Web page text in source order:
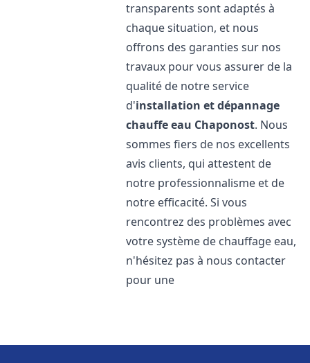
transparents sont adaptés à
chaque situation, et nous
offrons des garanties sur nos
travaux pour vous assurer de la
qualité de notre service
d'installation et dépannage
chauffe eau Chaponost. Nous
sommes fiers de nos excellents
avis clients, qui attestent de
notre professionnalisme et de
notre efficacité. Si vous
rencontrez des problèmes avec
votre système de chauffage eau,
n'hésitez pas à nous contacter
pour une